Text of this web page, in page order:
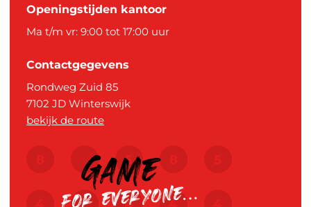
Openingstijden kantoor
Ma t/m vr: 9:00 tot 17:00 uur
Contactgegevens
Rondweg Zuid 85
7102 JD Winterswijk
bekijk de route